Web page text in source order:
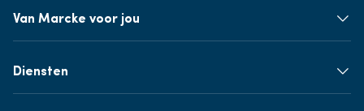
Van Marcke voor jou
Diensten